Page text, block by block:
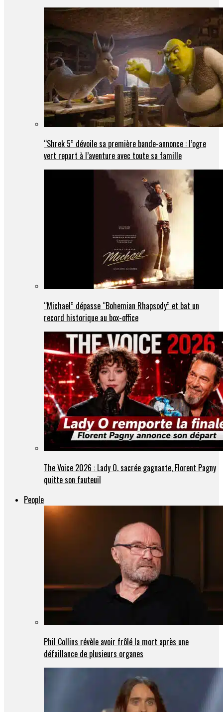
“Shrek 5” dévoile sa première bande-annonce : l’ogre
vert repart à l’aventure avec toute sa famille
“Michael” dépasse “Bohemian Rhapsody” et bat un
record historique au box-office
The Voice 2026 : Lady O. sacrée gagnante, Florent Pagny
quitte son fauteuil
People
Phil Collins révèle avoir frôlé la mort après une
défaillance de plusieurs organes